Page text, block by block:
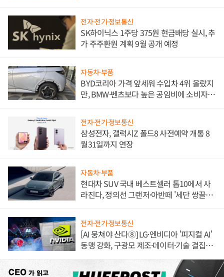
전자·전기·정보통신
SK하이닉스 1주당 375원 현금배당 실시, 추
가 주주환원 계획 9월 공개 예정
자동차·부품
BYD코리아 가격 앞세워 수입차 4위 올랐지
만, BMW·벤츠보다 높은 공임비에 소비자
전자·전기·정보통신
삼성전자, 갤럭시Z 폴드8 사전예약 개통 8
월31일까지 연장
자동차·부품
현대차 SUV 국내 베스트셀러 톱10에서 사
라진다, 정의선 그랜저·아반떼 '세단 쌍끌
전자·전기·정보통신
[AI 뭉쳐야 산다⑧] LG·엔비디아 '피지컬 AI'
동맹 강화, 구광모 제조·데이터·기술 결집